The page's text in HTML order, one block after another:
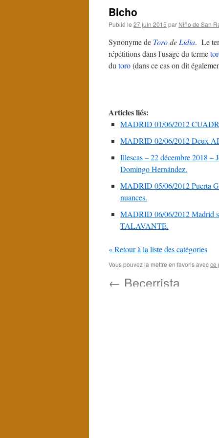
Bicho
Publié le 27 juin 2015 par Niño de San
Synonyme de Torode Lidia. Le
répétitions dans l'usage du terme
du toro(dans ce cas on dit
Articles liés:
MADRID 01/06/2012
MADRID 02/06/2012 Deux
Illescas – 22 décembre 2018 –
Domingo Hernández.
MADRID 05/06/2012 Puerta
nuances.
MADRID 06/06/2012 Madrid
TALAVANTE.
« Retour à la liste des catégories
Vous pouvez la mettre en favoris avecce
← Becerrista